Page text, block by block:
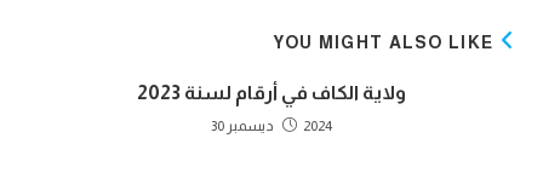
YOU MIGHT ALSO LIKE
ولاية الكاف في أرقام لسنة 2023
2024 ديسمبر 30